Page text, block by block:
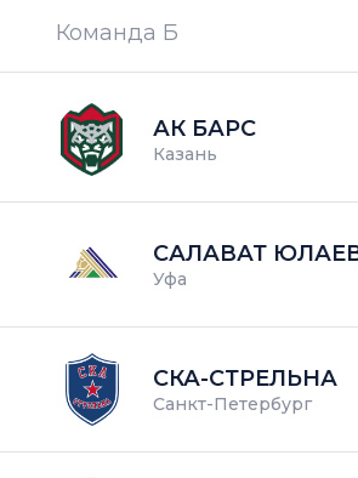
Команда Б
АК БАРС
Казань
САЛАВАТ
Уфа
СКА-СТРЕЛЬНА
Санкт-Петербург